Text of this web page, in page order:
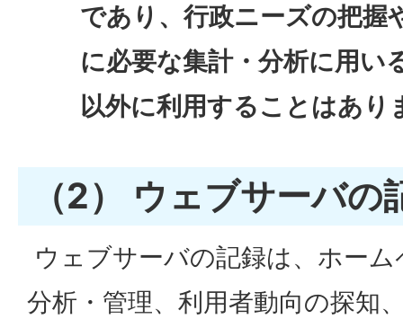
であり、行政ニーズの把握
に必要な集計・分析に用い
以外に利用することはあり
（2） ウェブサーバの
ウェブサーバの記録は、ホー
分析・管理、利用者動向の探知